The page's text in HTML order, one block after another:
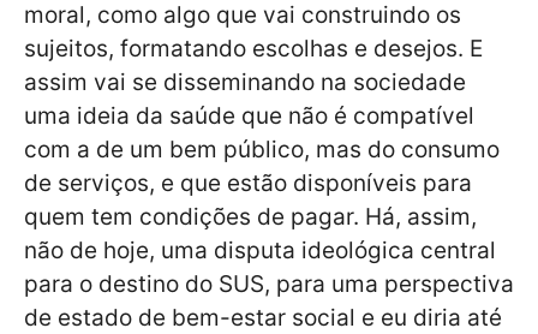
moral, como algo que vai construindo os
sujeitos, formatando escolhas e desejos. E
assim vai se disseminando na sociedade
uma ideia da saúde que não é compatível
com a de um bem público, mas do consumo
de serviços, e que estão disponíveis para
quem tem condições de pagar. Há, assim,
não de hoje, uma disputa ideológica central
para o destino do SUS, para uma perspectiva
de estado de bem-estar social e eu diria até